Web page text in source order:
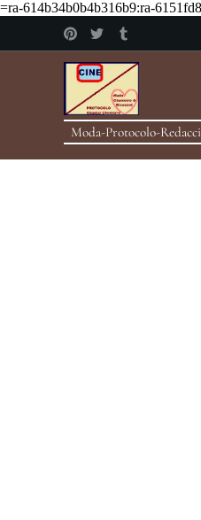
=ra-614b34b0b4b316b9:ra-
Moda-Protocolo-